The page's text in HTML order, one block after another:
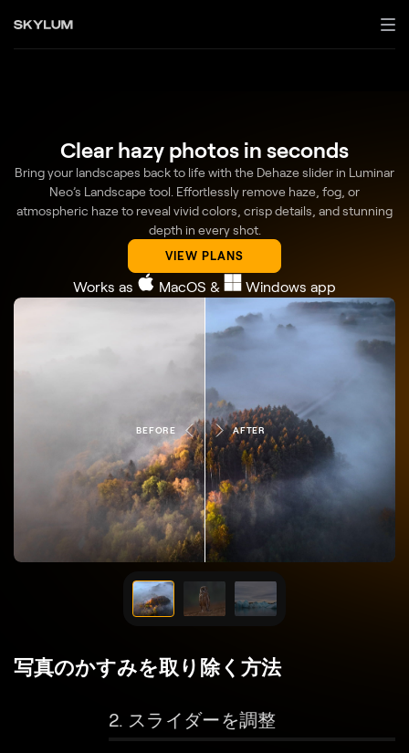
Clear hazy photos in seconds
Bring your landscapes back to life with the Dehaze slider in Luminar
Neo’s Landscape tool. Effortlessly remove haze, fog, or
atmospheric haze to reveal vivid colors, crisp details, and stunning
depth in every shot.
VIEW PLANS
Works as MacOS & Windows app
BEFORE AFTER
写真のかすみを取り除く方法
2. スライダーを調整